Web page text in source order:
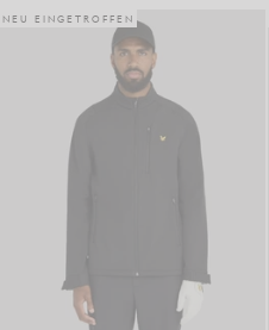
NEU EINGETROFFEN